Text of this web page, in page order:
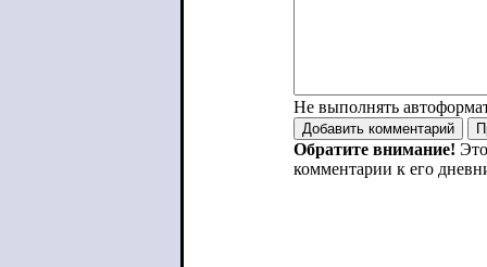
Не выполнять
Обратите внимание!
комментарии к его